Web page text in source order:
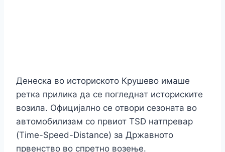
Денеска во историското Крушево имаше
ретка прилика да се погледнат историските
возила. Официјално се отвори сезоната во
автомобилизам со првиот TSD натпревар
(Time-Speed-Distance) за Државното
првенство во спретно возење.